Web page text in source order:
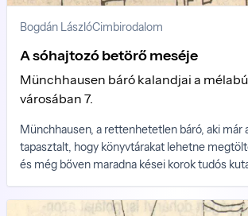
Bogdán LászlóCimbirodalom
A sóhajtozó betörő meséje
Münchhausen báró kalandjai a
városában 7.
Münchhausen, a rettenhetetlen báró, aki már
tapasztalt, hogy könyvtárakat lehetne
és még bőven maradna kései korok tudós